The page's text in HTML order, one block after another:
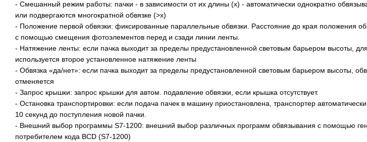
- Смешанный режим работы: пачки - в зависимости от их длины (x) - автоматически однократно
или подвергаются многократной обвязке (>x)
- Положение первой обвязки: фиксированные параллельные обвязки. Расстояние до края положения
с помощью смещения фотоэлементов перед и сзади линии ленты.
- Натяжение ленты: если пачка выходит за пределы предустановленной световым барьером высоты,
используется второе установленное натяжение ленты
- Обвязка «да/нет»: если пачка выходит за пределы предустановленной световым барьером высоты,
отменяется
- Запрос крышки: запрос крышки для автом. подавление обвязки, если крышка отсутствует.
- Остановка транспортировки: если подача пачек в машину приостановлена, транспортер
10 секунд до поступления новой пачки.
- Внешний выбор программы S7-1200: внешний выбор различных программ обвязывания с помощью
потребителем кода BCD (S7-1200)